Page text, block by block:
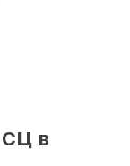
в